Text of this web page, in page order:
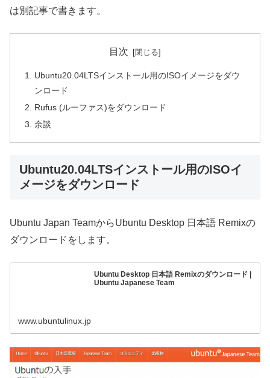
は別記事で書きます。
目次
Ubuntu20.04LTSインストール用のISOイメージをダウ
ンロード
Rufus (ルーファス)をダウンロード
余談
Ubuntu20.04LTSインストール用のISOイ
メージをダウンロード
Ubuntu Japan TeamからUbuntu Desktop 日本語 Remixの
ダウンロードをします。
Ubuntu Desktop 日本語 Remixのダウンロード |
Ubuntu Japanese Team
www.ubuntulinux.jp